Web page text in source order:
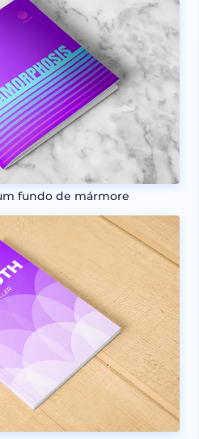
fundo de mármore